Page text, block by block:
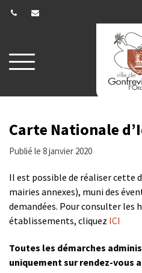
Aller
à
navigation
Carte Nationale
Publié le 8 janvier 2020
Il est possible de réaliser cette
mairies annexes), muni des
demandées. Pour consulter les
établissements, cliquez ICI
Toutes les démarches
uniquement sur rendez-vous